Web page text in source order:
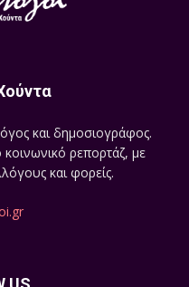
και δημοσιογράφος.
κοινωνικό ρεπορτάζ, με
και φορείς.